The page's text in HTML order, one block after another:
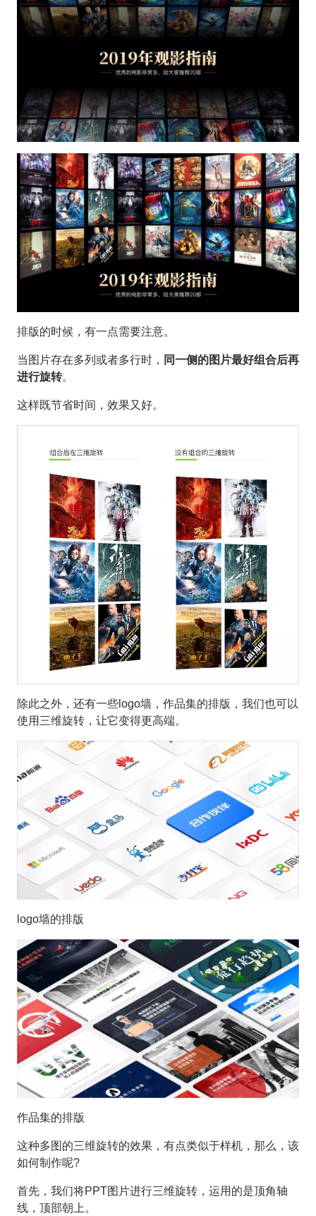
排版的时候，有一点需要注意。
当图片存在多列或者多行时， 同一侧的图片最好组合后再
进行旋转。
这样既节省时间，效果又好。
除此之外，还有一些logo墙，作品集的排版，我们也可以
使用三维旋转，让它变得更高端。
logo墙的排版
作品集的排版
这种多图的三维旋转的效果，有点类似于样机，那么，该
如何制作呢?
首先，我们将PPT图片进行三维旋转，运用的是顶角轴
线，顶部朝上。